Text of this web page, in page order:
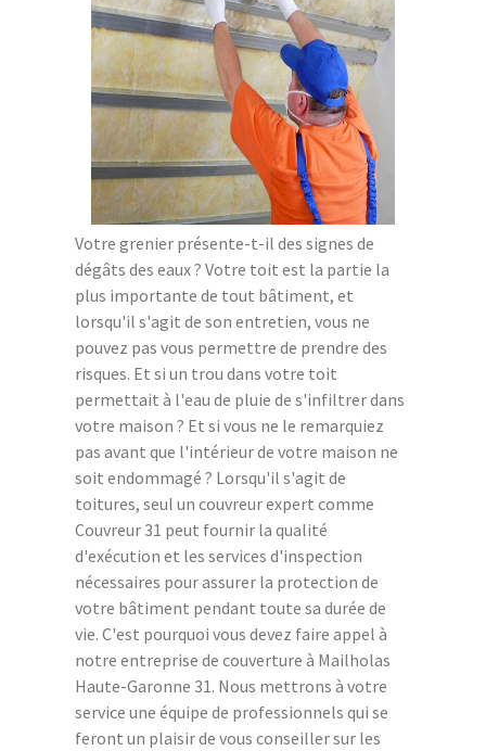
Votre grenier présente-t-il des signes de
dégâts des eaux ? Votre toit est la partie la
plus importante de tout bâtiment, et
lorsqu'il s'agit de son entretien, vous ne
pouvez pas vous permettre de prendre des
risques. Et si un trou dans votre toit
permettait à l'eau de pluie de s'infiltrer dans
votre maison ? Et si vous ne le remarquiez
pas avant que l'intérieur de votre maison ne
soit endommagé ? Lorsqu'il s'agit de
toitures, seul un couvreur expert comme
Couvreur 31 peut fournir la qualité
d'exécution et les services d'inspection
nécessaires pour assurer la protection de
votre bâtiment pendant toute sa durée de
vie. C'est pourquoi vous devez faire appel à
notre entreprise de couverture à Mailholas
Haute-Garonne 31. Nous mettrons à votre
service une équipe de professionnels qui se
feront un plaisir de vous conseiller sur les